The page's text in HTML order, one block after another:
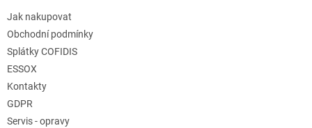
Jak nakupovat
Obchodní podmínky
Splátky COFIDIS
ESSOX
Kontakty
GDPR
Servis - opravy